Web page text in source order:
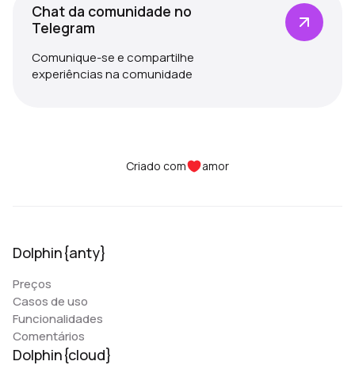
Chat da comunidade no
Telegram
Comunique-se e compartilhe
experiências na comunidade
Criado com amor
Dolphin{anty}
Preços
Casos de uso
Funcionalidades
Comentários
Dolphin{cloud}